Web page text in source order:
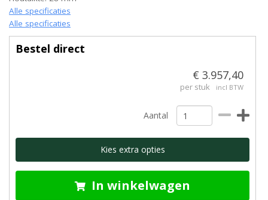
Alle specificaties
Alle specificaties
Bestel direct
€ 3.957,40
per stuk incl BTW
Aantal
Kies extra opties
In winkelwagen